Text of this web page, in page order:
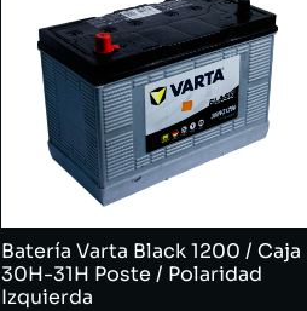
Batería Varta Black 1200 / Caja
30H-31H Poste / Polaridad
Izquierda